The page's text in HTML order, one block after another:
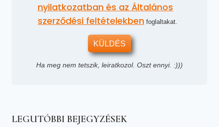
nyilatkozatban és az Általános
szerződési feltételekben foglaltakat.
KÜLDÉS
Ha meg nem tetszik, leiratkozol. Oszt ennyi. :)))
LEGUTÓBBI BEJEGYZÉSEK